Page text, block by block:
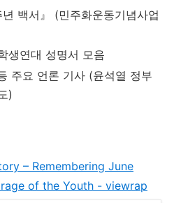
년 백서』 (민주화운동기념사업
생연대 성명서 모음
주요 언론 기사 (윤석열 정부
)
– Remembering June
of the Youth - viewrap